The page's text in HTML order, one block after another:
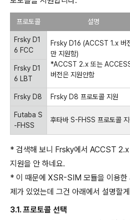
프로토콜 설명
Frsky D1
6 FCC
Frsky D16 (ACCST 1.x 버
만 지원함)
*ACCST 2.x 또는
버전은 지원안함
Frsky D1
6 LBT
Frsky D8 Frsky D8 프로토콜 지원
Futaba S
-FHSS
후타바 S-FHSS 프로토콜 지
* 검색해 보니 Frsky에서 ACCST 2.x
지원을 안 하네요.
* 이 때문에 XSR-SIM 모듈을 이용한
제가 있었는데 그건 아래에서 설명할
3.1. 프로토콜 선택